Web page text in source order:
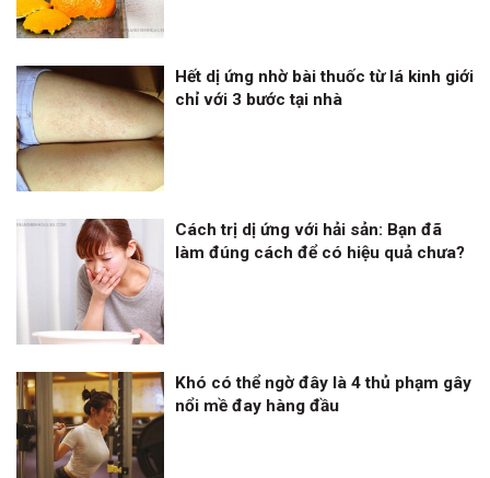
Hết dị ứng nhờ bài thuốc từ lá kinh giới
chỉ với 3 bước tại nhà
Cách trị dị ứng với hải sản: Bạn đã
làm đúng cách để có hiệu quả chưa?
Khó có thể ngờ đây là 4 thủ phạm gây
nổi mề đay hàng đầu